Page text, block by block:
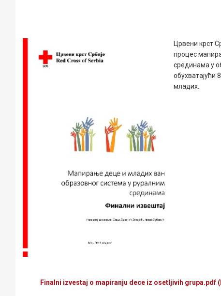
Црвени крст
процес
срединама у
обухватајући
младих.
Finalni izvestaj o mapiranju dece iz osetljivih grupa.pdf